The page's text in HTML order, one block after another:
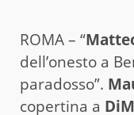
ROMA – “
dell’onesto a
paradosso”.
copertina a